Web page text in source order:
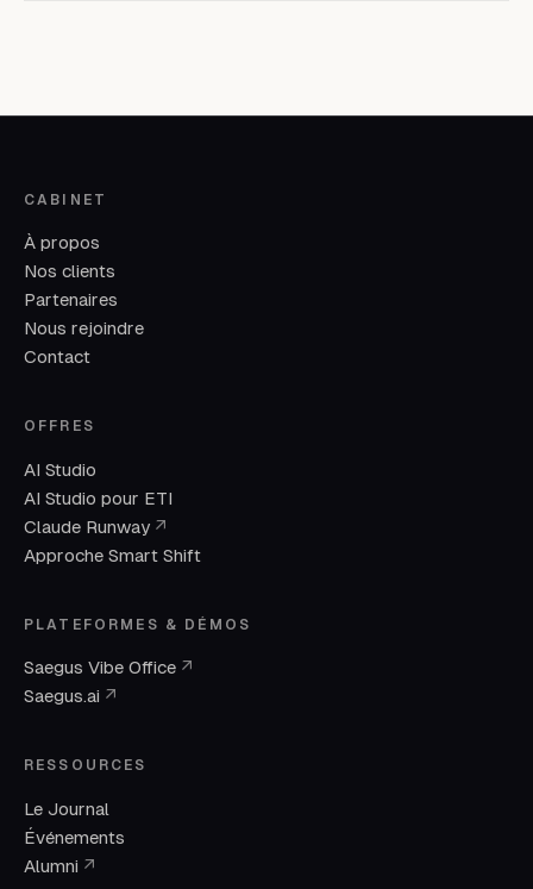
CABINET
À propos
Nos clients
Partenaires
Nous rejoindre
Contact
OFFRES
AI Studio
AI Studio pour ETI
Claude Runway ↗
Approche Smart Shift
PLATEFORMES & DÉMOS
Saegus Vibe Office ↗
Saegus.ai ↗
RESSOURCES
Le Journal
Événements
Alumni ↗